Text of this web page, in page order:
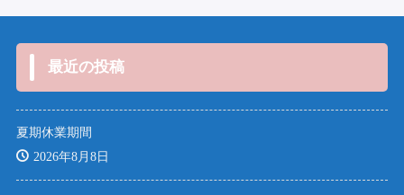
最近の投稿
夏期休業期間
2026年8月8日